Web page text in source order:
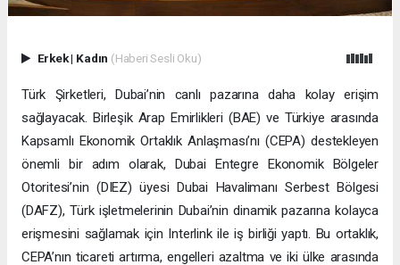
Erkek| Kadın (Haberi Sesli Oku)
Türk Şirketleri, Dubai’nin canlı pazarına daha kolay erişim
sağlayacak. Birleşik Arap Emirlikleri (BAE) ve Türkiye arasında
Kapsamlı Ekonomik Ortaklık Anlaşması’nı (CEPA) destekleyen
önemli bir adım olarak, Dubai Entegre Ekonomik Bölgeler
Otoritesi’nin (DIEZ) üyesi Dubai Havalimanı Serbest Bölgesi
(DAFZ), Türk işletmelerinin Dubai’nin dinamik pazarına kolayca
erişmesini sağlamak için Interlink ile iş birliği yaptı. Bu ortaklık,
CEPA’nın ticareti artırma, engelleri azaltma ve iki ülke arasında